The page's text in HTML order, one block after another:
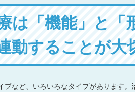
は「機能」と「
動することが大
プなど、いろいろなタイプがあります